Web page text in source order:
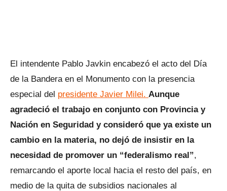
El intendente Pablo Javkin encabezó el acto del Día
de la Bandera en el Monumento con la presencia
especial del presidente Javier Milei. Aunque
agradeció el trabajo en conjunto con Provincia y
Nación en Seguridad y consideró que ya existe un
cambio en la materia, no dejó de insistir en la
necesidad de promover un “federalismo real”,
remarcando el aporte local hacia el resto del país, en
medio de la quita de subsidios nacionales al